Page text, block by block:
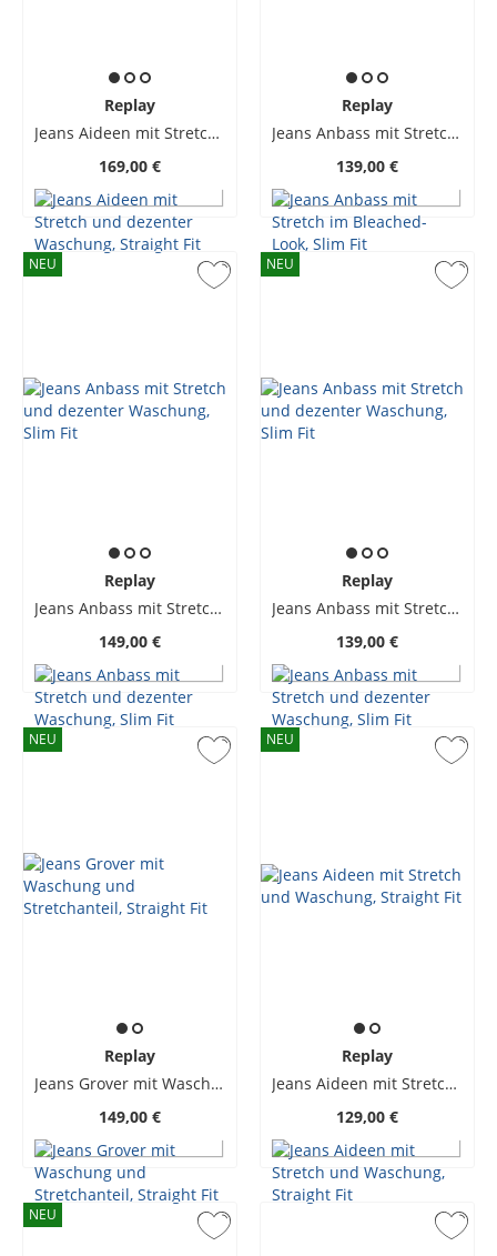
Replay
Jeans Aideen mit Stretch und dezenter Waschung, Straight Fit
169,00 €
Replay
Jeans Anbass mit Stretch im Bleached-Look, Slim Fit
139,00 €
NEU
Replay
Jeans Anbass mit Stretch und dezenter Waschung, Slim Fit
149,00 €
NEU
Replay
Jeans Anbass mit Stretch und dezenter Waschung, Slim Fit
139,00 €
NEU
Replay
Jeans Grover mit Waschung und Stretchanteil, Straight Fit
149,00 €
NEU
Replay
Jeans Aideen mit Stretch und Waschung, Straight Fit
129,00 €
NEU